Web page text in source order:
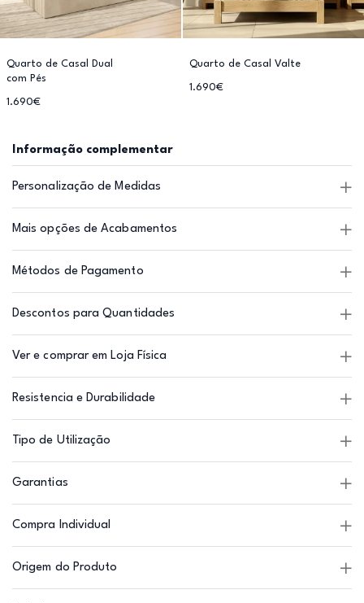
Quarto de Casal Dual
com Pés
1.690€
Quarto de Casal Valte
1.690€
Informação complementar
Personalização de Medidas
Mais opções de Acabamentos
Métodos de Pagamento
Descontos para Quantidades
Ver e comprar em Loja Física
Resistencia e Durabilidade
Tipo de Utilização
Garantias
Compra Individual
Origem do Produto